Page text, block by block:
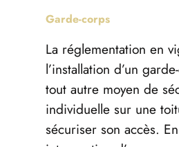
Garde-corps
La réglementation en
l’installation d’un
tout autre moyen de
individuelle sur une
sécuriser son accès.